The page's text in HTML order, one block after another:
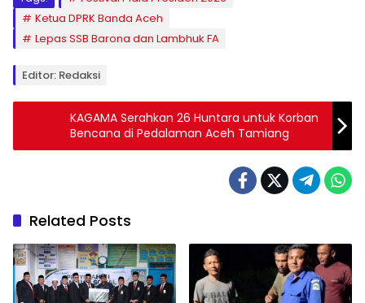
Ketua DPRK Banda Aceh
Lepas SSB Barona dan Lambhuk FA
Editor: Redaksi
KAGAMA Serahkan 26 Huntara untuk Korban
Bencana di Pedalaman Aceh Tamiang
Related Posts